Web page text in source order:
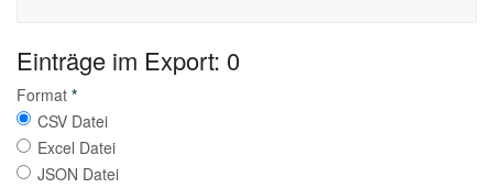
Einträge im Export: 0
Format *
CSV Datei
Excel Datei
JSON Datei